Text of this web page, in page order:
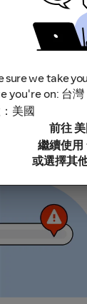
能導致無法追
sure we take
you're on: 台灣
美國
前往
繼續使用
或選擇其